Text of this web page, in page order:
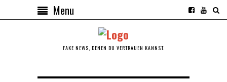
Menu
FAKE NEWS, DENEN DU VERTRAUEN KANNST.